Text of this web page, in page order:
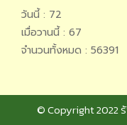
วันนี้ : 72
เมื่อวานนี้ : 67
จำนวนทั้งหมด : 56391
© Copyright 2022